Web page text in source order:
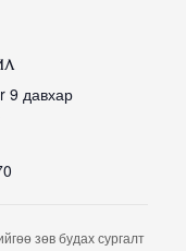
9 давхар
зөв будах сургалт